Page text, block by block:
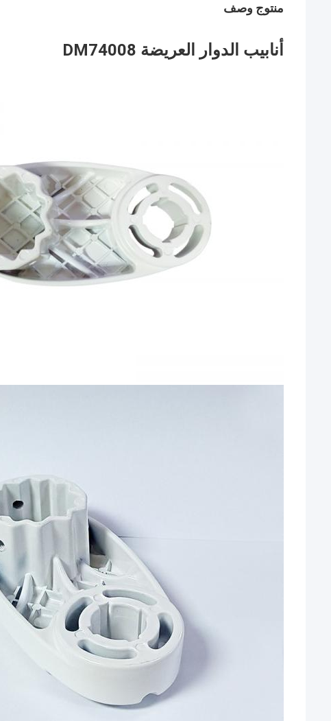
منتوج وصف
أنابيب الدوار العريضة DM74008